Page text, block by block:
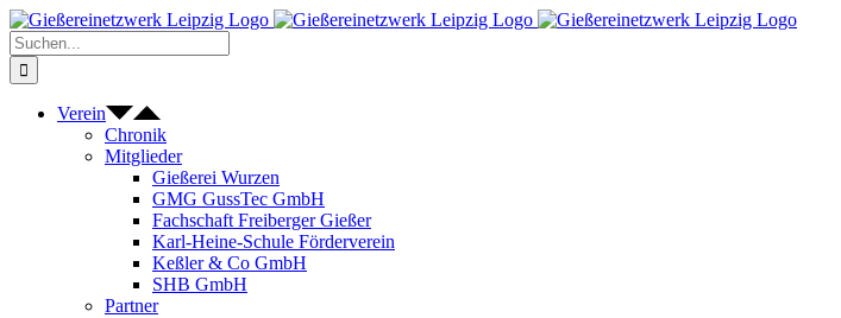
Zum
Inhalt
springen
Suche
nach:
Verein
Chronik
Mitglieder
Gießerei Wurzen
GMG GussTec GmbH
Fachschaft Freiberger Gießer
Karl-Heine-Schule Förderverein
Keßler & Co GmbH
SHB GmbH
Partner